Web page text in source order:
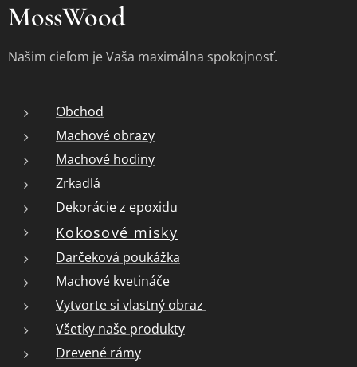
MossWood
Našim cieľom je Vaša maximálna spokojnosť.
Obchod
Machové obrazy
Machové hodiny
Zrkadlá
Dekorácie z epoxidu
Kokosové misky
Darčeková poukážka
Machové kvetináče
Vytvorte si vlastný obraz
Všetky naše produkty
Drevené rámy